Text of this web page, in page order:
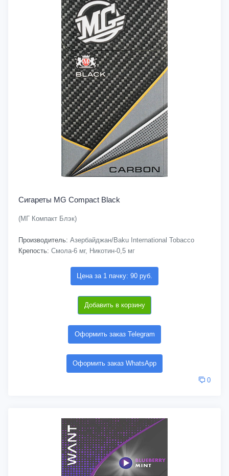
Сигареты MG Compact Black
(МГ Компакт Блэк)
Производитель: Азербайджан/Baku International Tobacco
Крепость: Смола-6 мг, Никотин-0,5 мг
Цена за 1 пачку: 90 руб.
Добавить в корзину
Оформить заказ Telegram
Оформить заказ WhatsApp
0